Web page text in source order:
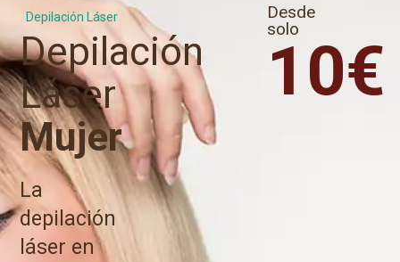
Depilación Láser
Depilación
Láser
Mujer
La
depilación
láser en
Desde
solo
10€